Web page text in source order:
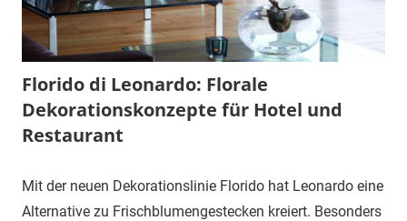
Florido di Leonardo: Florale
Dekorationskonzepte für Hotel und
Restaurant
Mit der neuen Dekorationslinie Florido hat Leonardo eine
Alternative zu Frischblumengestecken kreiert. Besonders